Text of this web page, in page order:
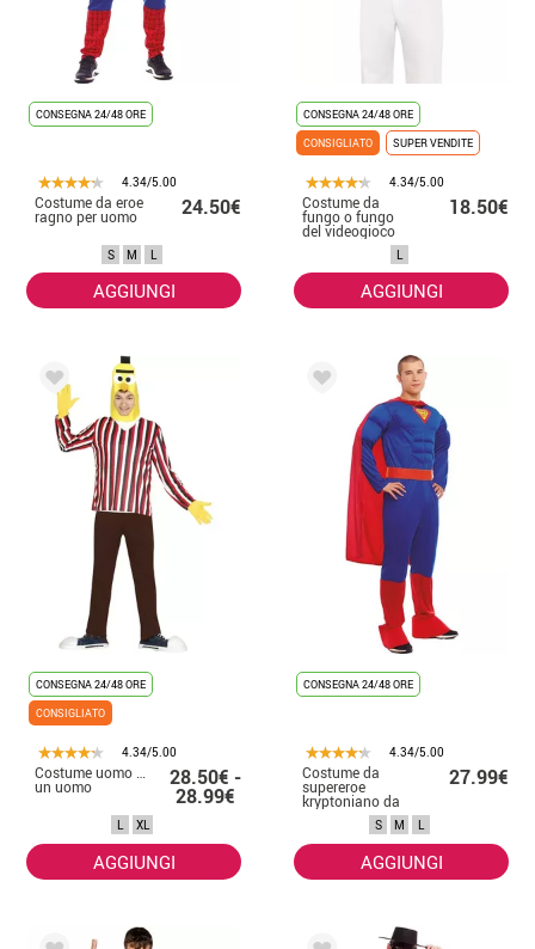
CONSEGNA 24/48 ORE
4.34/5.00
Costume da eroe
ragno per uomo 24.50€
S M L
AGGIUNGI
CONSEGNA 24/48 ORE
CONSIGLIATO
SUPER VENDITE
4.34/5.00
Costume da
fungo o fungo
del videogioco
per uomo
18.50€
L
AGGIUNGI
CONSEGNA 24/48 ORE
CONSIGLIATO
4.34/5.00
Costume uomo banana per
un uomo 28.50€ -
28.99€
L XL
AGGIUNGI
CONSEGNA 24/48 ORE
4.34/5.00
Costume da
supereroe
kryptoniano da
uomo
27.99€
S M L
AGGIUNGI